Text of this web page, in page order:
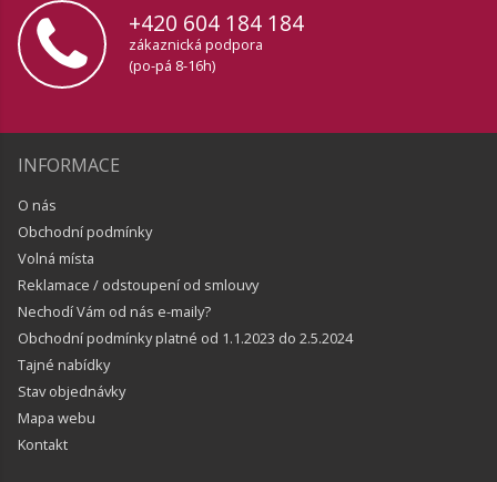
+420 604 184 184
zákaznická podpora
(po-pá 8-16h)
INFORMACE
O nás
Obchodní podmínky
Volná místa
Reklamace / odstoupení od smlouvy
Nechodí Vám od nás e-maily?
Obchodní podmínky platné od 1.1.2023 do 2.5.2024
Tajné nabídky
Stav objednávky
Mapa webu
Kontakt